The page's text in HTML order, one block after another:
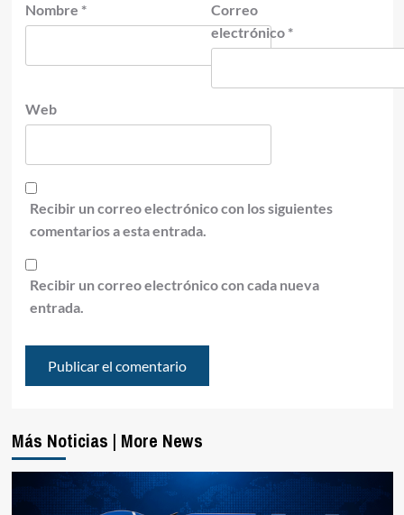
Nombre *
Correo
electrónico *
Web
Recibir un correo electrónico con los siguientes
comentarios a esta entrada.
Recibir un correo electrónico con cada nueva
entrada.
Más Noticias | More News